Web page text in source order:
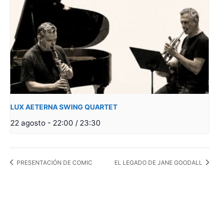
LUX AETERNA SWING QUARTET
22 agosto - 22:00 / 23:30
PRESENTACIÓN DE COMIC EL LEGADO DE JANE GOODALL